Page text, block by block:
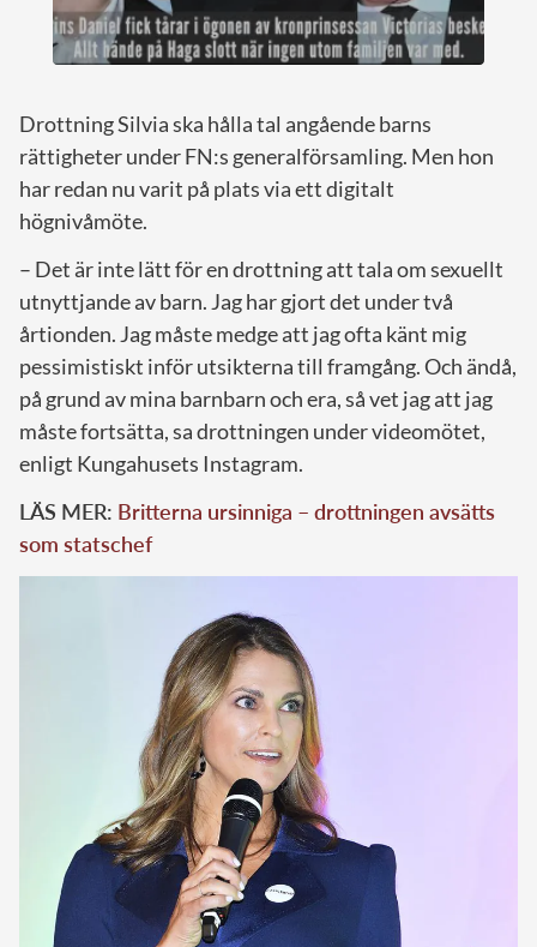
Drottning Silvia ska hålla tal angående barns
rättigheter under FN:s generalförsamling. Men hon
har redan nu varit på plats via ett digitalt
högnivåmöte.
– Det är inte lätt för en drottning att tala om sexuellt
utnyttjande av barn. Jag har gjort det under två
årtionden. Jag måste medge att jag ofta känt mig
pessimistiskt inför utsikterna till framgång. Och ändå,
på grund av mina barnbarn och era, så vet jag att jag
måste fortsätta, sa drottningen under videomötet,
enligt Kungahusets Instagram.
LÄS MER: Britterna ursinniga – drottningen avsätts
som statschef